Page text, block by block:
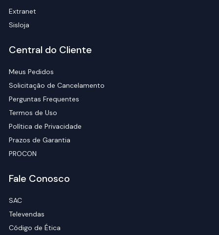
Extranet
Sisloja
Central do Cliente
Meus Pedidos
Solicitação de Cancelamento
Perguntas Frequentes
Termos de Uso
Política de Privacidade
Prazos de Garantia
PROCON
Fale Conosco
SAC
Televendas
Código de Ética